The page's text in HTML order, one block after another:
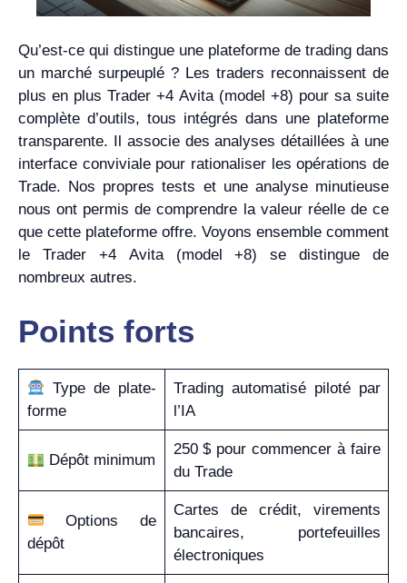
Qu’est-ce qui distingue une plateforme de trading dans
un marché surpeuplé ? Les traders reconnaissent de
plus en plus Trader +4 Avita (model +8) pour sa suite
complète d’outils, tous intégrés dans une plateforme
transparente. Il associe des analyses détaillées à une
interface conviviale pour rationaliser les opérations de
Trade. Nos propres tests et une analyse minutieuse
nous ont permis de comprendre la valeur réelle de ce
que cette plateforme offre. Voyons ensemble comment
le Trader +4 Avita (model +8) se distingue de
nombreux autres.
Points forts
Type de plate-
forme
Trading automatisé piloté par
l’IA
Dépôt minimum
250 $ pour commencer à faire
du Trade
Options de
dépôt
Cartes de crédit, virements
bancaires, portefeuilles
électroniques